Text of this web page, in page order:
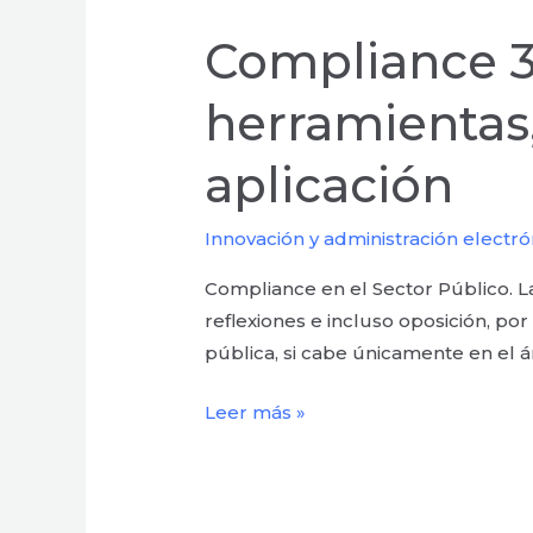
Compliance
aplicación
Innovación y administración
Compliance en el Sector Público.
reflexiones e incluso oposición,
pública, si cabe únicamente en el
Leer más »